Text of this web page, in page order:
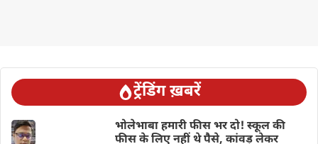
ट्रेंडिंग ख़बरें
भोलेभाबा हमारी फीस भर दो! स्कूल की
फीस के लिए नहीं थे पैसे, कांवड़ लेकर